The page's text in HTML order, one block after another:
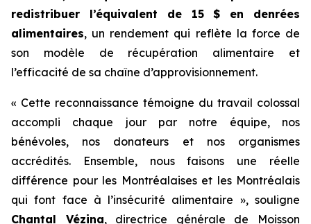
redistribuer l’équivalent de 15 $ en denrées
alimentaires, un rendement qui reflète la force de
son modèle de récupération alimentaire et
l’efficacité de sa chaîne d’approvisionnement.
« Cette reconnaissance témoigne du travail colossal
accompli chaque jour par notre équipe, nos
bénévoles, nos donateurs et nos organismes
accrédités. Ensemble, nous faisons une réelle
différence pour les Montréalaises et les Montréalais
qui font face à l’insécurité alimentaire », souligne
Chantal Vézina, directrice générale de Moisson